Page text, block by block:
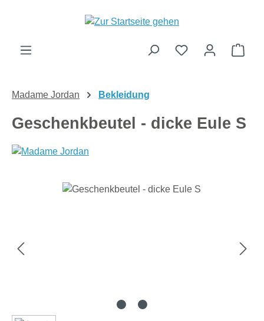
Zum Hauptinhalt springen
Madame Jordan Bekleidung
Geschenkbeutel - dicke Eule S
Bildergalerie überspringen